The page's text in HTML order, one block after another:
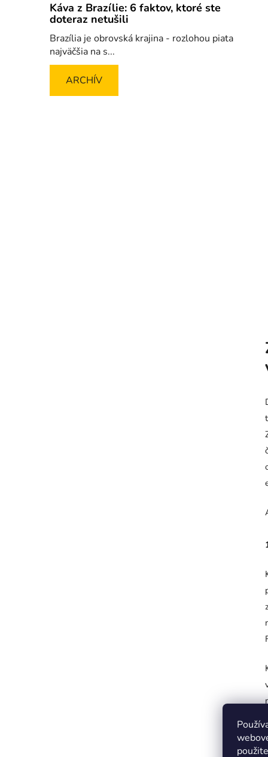
Káva z Brazílie: 6 faktov, ktoré ste
doteraz netušili
Brazília je obrovská krajina - rozlohou piata
najväčšia na s...
ARCHÍV